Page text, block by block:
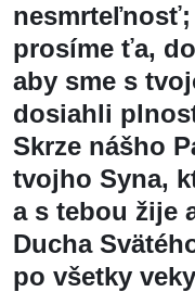
nesmrteľnosť;
prosíme ťa,
aby sme s
dosiahli
Skrze nášho
tvojho Syna,
a s tebou žije
Ducha
po všetky